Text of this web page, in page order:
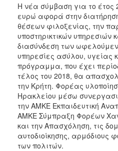
Η νέα σύμβαση για το έτος
ευρώ αφορά στην
θέσεων φιλοξενίας, την
υποστηρικτικών υπηρεσιών
διασύνδεση των
υπηρεσίες ασύλου, υγείας
πρόγραμμα, που έχει
τέλος του 2018, θα
την Κρήτη. Φορέας
Ηρακλείου μέσω
την ΑΜΚΕ Εκπαιδευτική
ΑΜΚΕ Σύμπραξη Φορέων
και την Απασχόληση, τις
αυτοδιοίκησης, αρμόδιους
των πολιτών.